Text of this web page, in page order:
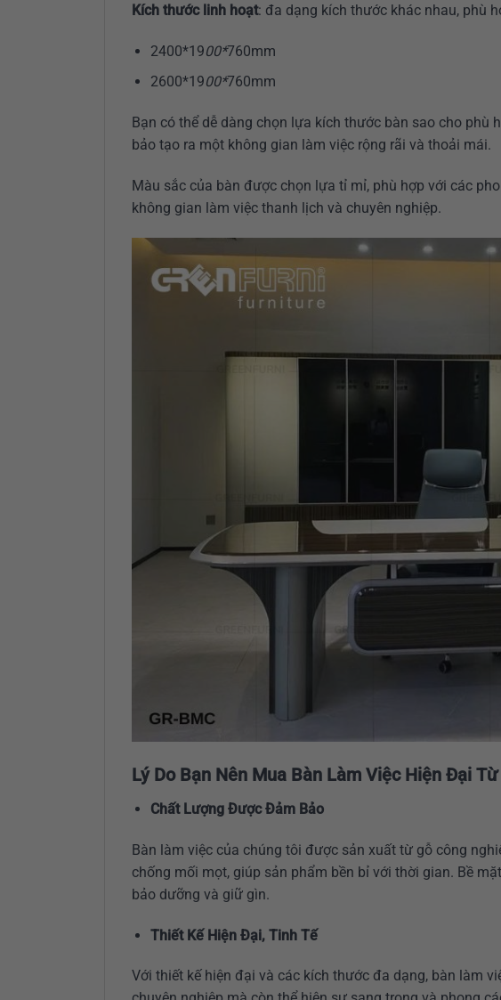
Kích thước linh hoạt: đa dạng kích thước khác nhau, phù
2400*1900*760mm
2600*1900*760mm
Bạn có thể dễ dàng chọn lựa kích thước bàn sao cho
bảo tạo ra một không gian làm việc rộng rãi và thoải mái.
Màu sắc của bàn được chọn lựa tỉ mỉ, phù hợp với các
không gian làm việc thanh lịch và chuyên nghiệp.
Lý Do Bạn Nên Mua Bàn Làm Việc Hiện Đại
Chất Lượng Được Đảm Bảo
Bàn làm việc của chúng tôi được sản xuất từ gỗ công
chống mối mọt, giúp sản phẩm bền bỉ với thời gian. Bề
bảo dưỡng và giữ gìn.
Thiết Kế Hiện Đại, Tinh Tế
Với thiết kế hiện đại và các kích thước đa dạng, bàn làm